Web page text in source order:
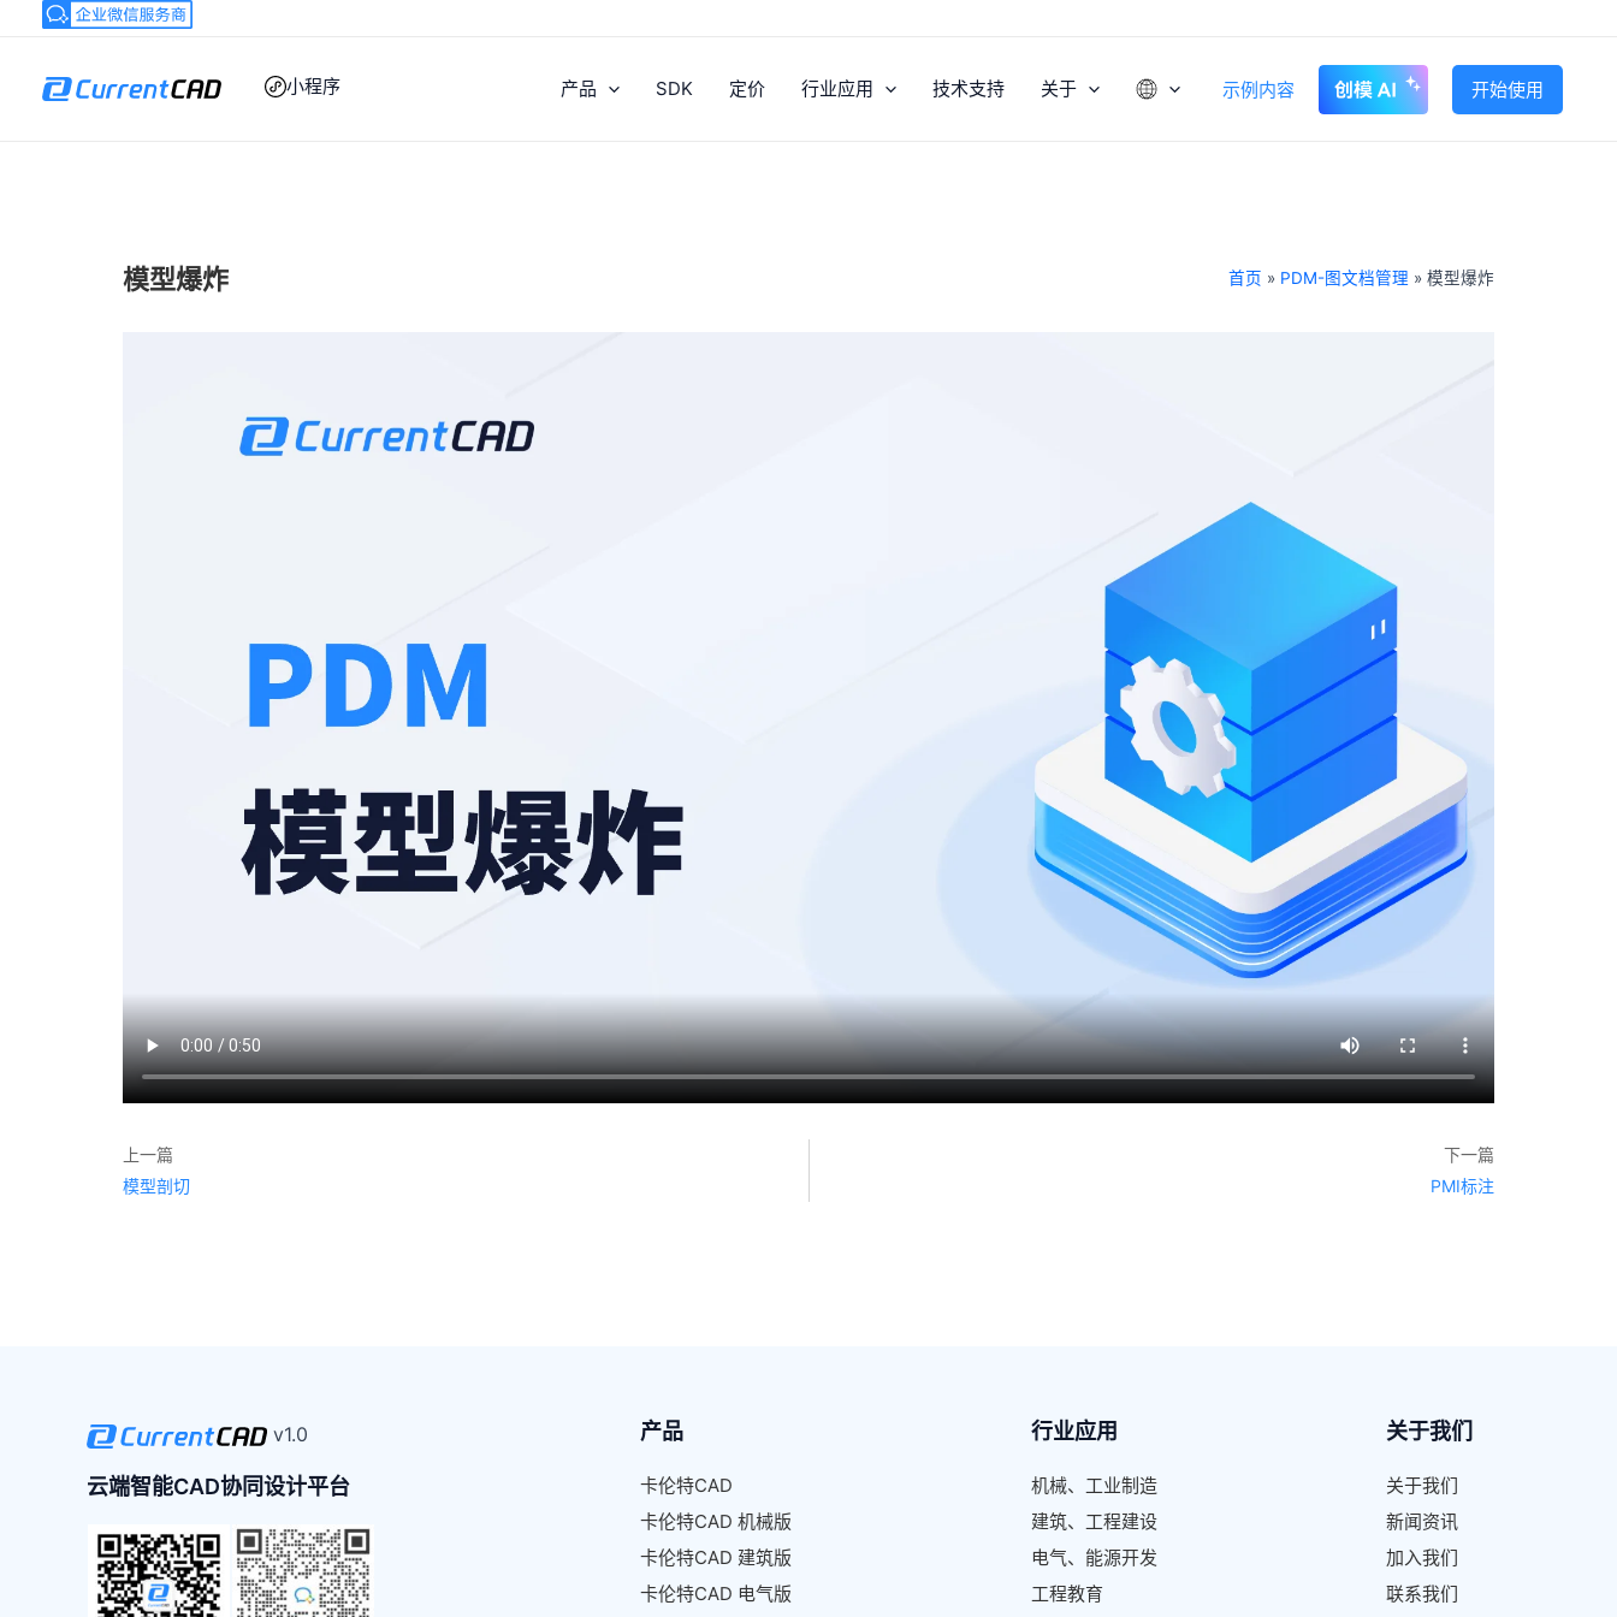
小程序 产品 SDK 定价 行业应用 技术支持 关于 示例内容 开始使用
模型爆炸 首页 » PDM-图文档管理 » 模型爆炸
上一篇
模型剖切
下一篇
PMI标注
v1.0
云端智能CAD协同设计平台
产品
卡伦特CAD
卡伦特CAD 机械版
卡伦特CAD 建筑版
卡伦特CAD 电气版
行业应用
机械、工业制造
建筑、工程建设
电气、能源开发
工程教育
关于我们
关于我们
新闻资讯
加入我们
联系我们